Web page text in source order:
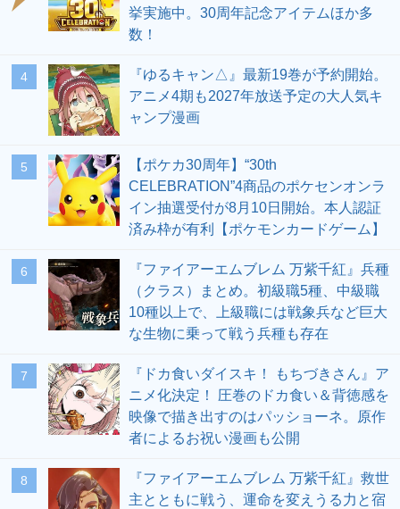
挙実施中。30周年記念アイテムほか多
数！
4
『ゆるキャン△』最新19巻が予約開始。
アニメ4期も2027年放送予定の大人気キ
ャンプ漫画
5
【ポケカ30周年】“30th
CELEBRATION”4商品のポケセンオンラ
イン抽選受付が8月10日開始。本人認証
済み枠が有利【ポケモンカードゲーム】
6
『ファイアーエムブレム 万紫千紅』兵種
（クラス）まとめ。初級職5種、中級職
10種以上で、上級職には戦象兵など巨大
な生物に乗って戦う兵種も存在
7
『ドカ食いダイスキ！ もちづきさん』ア
ニメ化決定！ 圧巻のドカ食い＆背徳感を
映像で描き出すのはパッショーネ。原作
者によるお祝い漫画も公開
8
『ファイアーエムブレム 万紫千紅』救世
主とともに戦う、運命を変えうる力と宿